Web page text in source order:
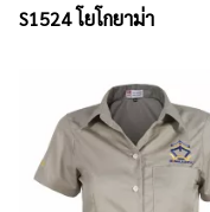
S1524 โยโกยาม่า